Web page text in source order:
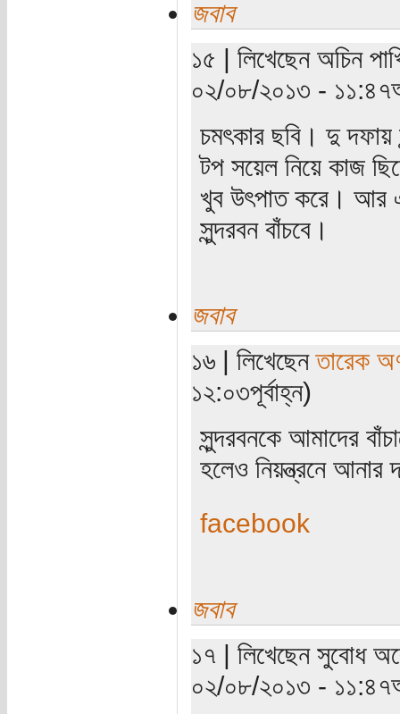
জবাব
১৫ | লিখেছেন অচিন
০২/০৮/২০১৩ -
চমৎকার ছবি। দু দফায়
টপ সয়েল নিয়ে কাজ
খুব উৎপাত করে। আর
সুন্দরবন বাঁচবে।
জবাব
১৬ | লিখেছেনতারেক
১২:০৩পূর্বাহ্ন)
সুন্দরবনকে আমাদের
হলেও নিয়ন্ত্রনে আনার
facebook
জবাব
১৭ | লিখেছেন সুবোধ
০২/০৮/২০১৩ -